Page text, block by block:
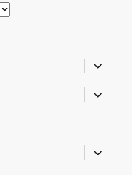
almenü
almenü
almenü